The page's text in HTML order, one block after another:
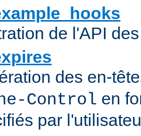
de l'API
des en-
Control en
par